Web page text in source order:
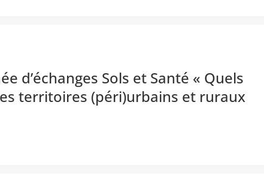
d’échanges Sols et Santé « Quels
territoires (péri)urbains et ruraux